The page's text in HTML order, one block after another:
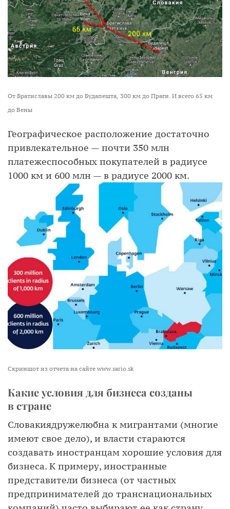
От Братиславы 200 км до Будапешта, 300 км до Праги. И всего 65 км
до Вены
Географическое расположение достаточно
привлекательное — почти 350 млн
платежеспособных покупателей в радиусе
1000 км и 600 млн — в радиусе 2000 км.
Скриншот из отчета на сайте www.sario.sk
Какие условия для бизнеса созданы
в стране
Словакиядружелюбна к мигрантами (многие
имеют свое дело), и власти стараются
создавать иностранцам хорошие условия для
бизнеса. К примеру, иностранные
представители бизнеса (от частных
предпринимателей до транснациональных